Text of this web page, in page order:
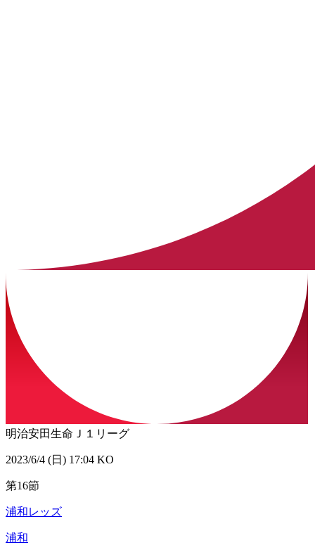
明治安田生命Ｊ１リーグ
2023/6/4 (日) 17:04 KO
第16節
浦和レッズ
浦和